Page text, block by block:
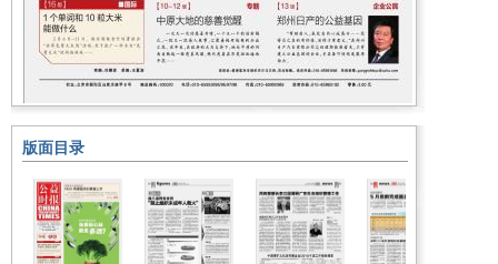
版面目录